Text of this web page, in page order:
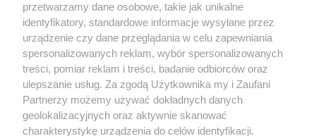
Kontakt Redakcja Reklama
Regulamin
Polityka prywatności
Zapisz się do newslettera
Dołącz do grona ludzi najlepiej poinformowanych!
Zapisz się »
przetwarzamy dane osobowe, takie jak unikalne
identyfikatory, standardowe informacje wysyłane przez
urządzenie czy dane przeglądania w celu zapewniania
spersonalizowanych reklam, wybór spersonalizowanych
treści, pomiar reklam i treści, badanie odbiorców oraz
ulepszanie usług. Za zgodą Użytkownika my i Zaufani
Partnerzy możemy używać dokładnych danych
geolokalizacyjnych oraz aktywnie skanować
charakterystykę urządzenia do celów identyfikacji.